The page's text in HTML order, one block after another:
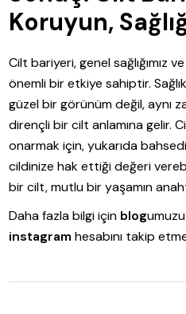
Koruyun,
Cilt bariyeri, genel sağlığımız
önemli bir etkiye sahiptir.
güzel bir görünüm değil, aynı
dirençli bir cilt anlamına gelir.
onarmak için, yukarıda
cildinize hak ettiği değeri
bir cilt, mutlu bir yaşamın
Daha fazla bilgi için blog
instagram hesabını takip